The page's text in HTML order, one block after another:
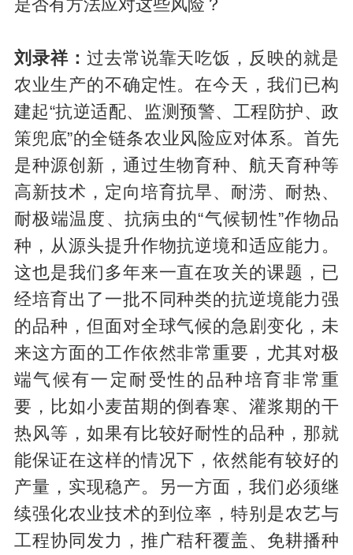
是否有方法应对这些风险？
刘录祥： 过去常说靠天吃饭，反映的就是
农业生产的不确定性。在今天，我们已构
建起“抗逆适配、监测预警、工程防护、政
策兜底”的全链条农业风险应对体系。首先
是种源创新，通过生物育种、航天育种等
高新技术，定向培育抗旱、耐涝、耐热、
耐极端温度、抗病虫的“气候韧性”作物品
种，从源头提升作物抗逆境和适应能力。
这也是我们多年来一直在攻关的课题，已
经培育出了一批不同种类的抗逆境能力强
的品种，但面对全球气候的急剧变化，未
来这方面的工作依然非常重要，尤其对极
端气候有一定耐受性的品种培育非常重
要，比如小麦苗期的倒春寒、灌浆期的干
热风等，如果有比较好耐性的品种，那就
能保证在这样的情况下，依然能有较好的
产量，实现稳产。另一方面，我们必须继
续强化农业技术的到位率，特别是农艺与
工程协同发力，推广秸秆覆盖、免耕播种